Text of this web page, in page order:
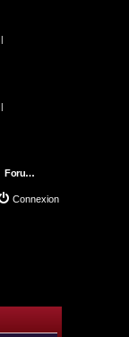
|
|
Forum AndersonLand
Connexion